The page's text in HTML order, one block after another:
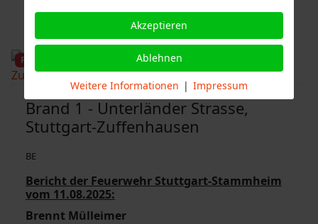
Featured
Brand 1 - Unterländer Strasse,
Stuttgart-Zuffenhausen
BE
Bericht der Feuerwehr Stuttgart-Stammheim
vom 11.08.2025:
Brennt Mülleimer
Akzeptieren
Ablehnen
Weitere Informationen | Impressum